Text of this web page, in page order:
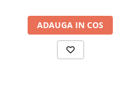
proces esențial pentru
toxinelor din organism.
special, poate afecta grav
susține
ADAUGA IN COS